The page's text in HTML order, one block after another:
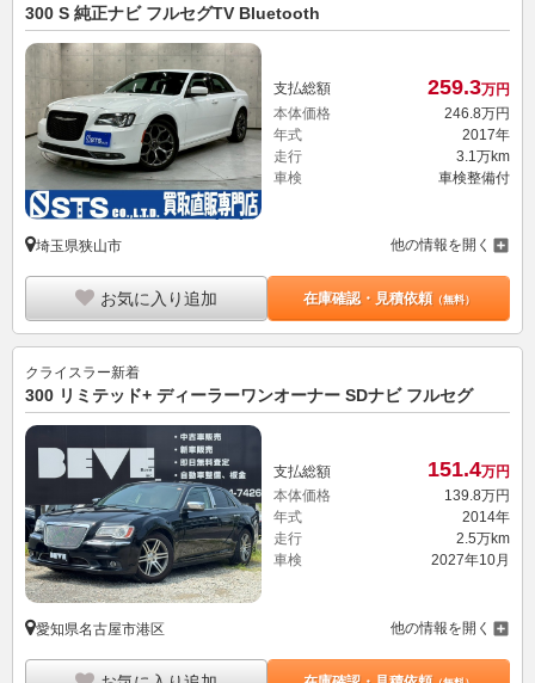
300 S 純正ナビ フルセグTV Bluetooth
支払総額 259.3万円
本体価格
246. 8万円
年式
2017年
走行
3.1万km
車検
車検整備付
埼玉県狭山市 他の情報を開く
お気に入り追加 在庫確認・見積依頼（無料）
クライスラー新着
300 リミテッド+ ディーラーワンオーナー SDナビ フルセグ
支払総額 151.4万円
本体価格
139.8万円
年式
2014年
走行
2.5万km
車検
2027年10月
愛知県名古屋市港区 他の情報を開く